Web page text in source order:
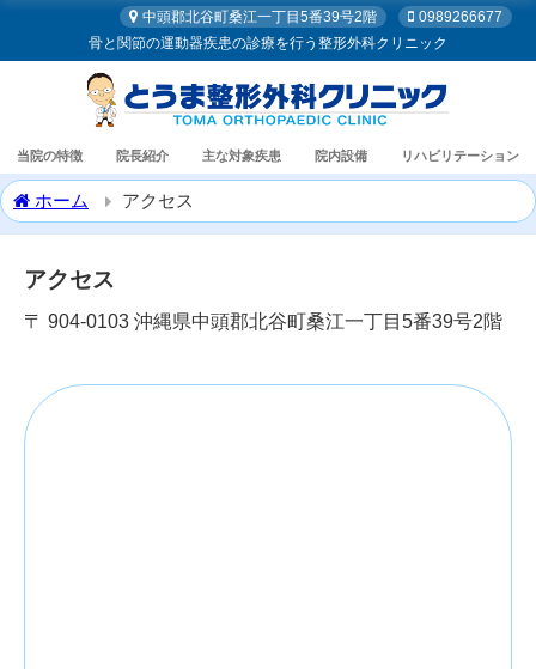
骨と関節の運動器疾患の診療を行う整形外科クリニック
中頭郡北谷町桑江一丁目5番39号2階 0989266677
当院の特徴 院長紹介 主な対象疾患 院内設備 リハビリテーション
ホーム アクセス
アクセス
〒 904-0103 沖縄県中頭郡北谷町桑江一丁目5番39号2階